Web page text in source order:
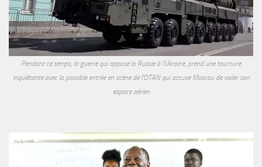
Pendant ce temps, la guerre qui oppose la Russie à l'Ukraine, prend une tournure
inquiétante avec la possible entrée en scène de l'OTAN qui accuse Moscou de violer son
espace aérien